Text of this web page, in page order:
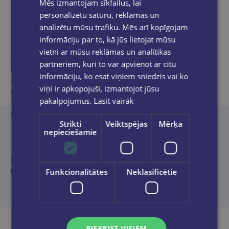
Produkta apraksts
Šis valdzinošais ilustrētais izdevums apvieno Kate Greenaway
balvas laureāta Džima Keja un BolognaRagazzi 2011 balvas
ieguvēja Nīla Pakera talantus, radot krāšņus svētkus iztēlei,
kurā sastopam gan leģendāras ainas, gan iemīļotos tēlus –
Tonksu, Lunu Mīlabu un daudzus citus. Fēniksa ordenis turpina
sargāt Harija Potera gaitas piektajā Cūkkārpas skolas gadā.
No angļu valodas tulkojušiIngus Josts, Ieva Kolmane, Sabīne
Ozola, Māra Poļakova.
Mēs izmantojam sīkfailus, lai
personalizētu saturu, reklāmas un
analizētu mūsu trafiku. Mēs arī kopīgojam
informāciju par to, kā jūs lietojat mūsu
vietni ar mūsu reklāmas un analītikas
partneriem, kuri to var apvienot ar citu
informāciju, ko esat viņiem sniedzis vai ko
viņi ir apkopojuši, izmantojot jūsu
pakalpojumus. Lasīt vairāk
Strikti
nepieciešamie
Veiktspējas Mērķa
Funkcionalitātes Neklasificētie